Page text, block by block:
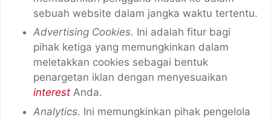
sebuah website dalam jangka waktu tertentu.
Advertising Cookies. Ini adalah fitur bagi
pihak ketiga yang memungkinkan dalam
meletakkan cookies sebagai bentuk
penargetan iklan dengan menyesuaikan
interest Anda.
Analytics. Ini memungkinkan pihak pengelola